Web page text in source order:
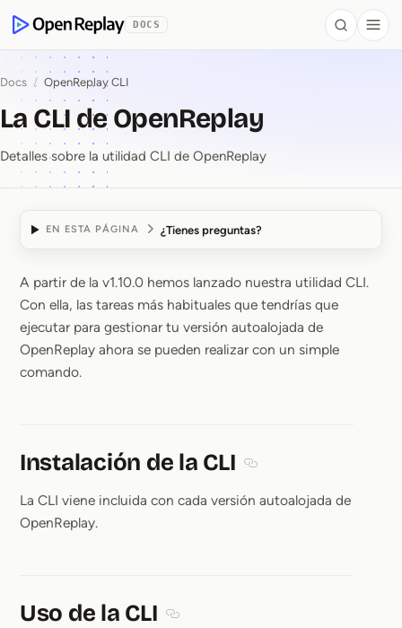
OpenReplay
DOCS Search
Docs / OpenReplay CLI
La CLI de OpenReplay
Detalles sobre la utilidad CLI de OpenReplay
EN ESTA PÁGINA ¿Tienes preguntas?
La CLI de OpenReplay
A partir de la v1.10.0 hemos lanzado nuestra utilidad CLI.
Con ella, las tareas más habituales que tendrías que
ejecutar para gestionar tu versión autoalojada de
OpenReplay ahora se pueden realizar con un simple
comando.
Instalación de la CLI
La CLI viene incluida con cada versión autoalojada de
OpenReplay.
Uso de la CLI